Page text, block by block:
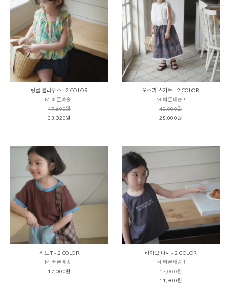
링클 블라우스 - 2 COLOR
M 빠른배송 !
47,600원
33,320원
오스카 스커트 - 2 COLOR
M 빠른배송 !
40,000원
28,000원
위드 T - 2 COLOR
M 빠른배송 !
17,000원
라이브 나시 - 2 COLOR
M 빠른배송 !
17,000원
11,900원